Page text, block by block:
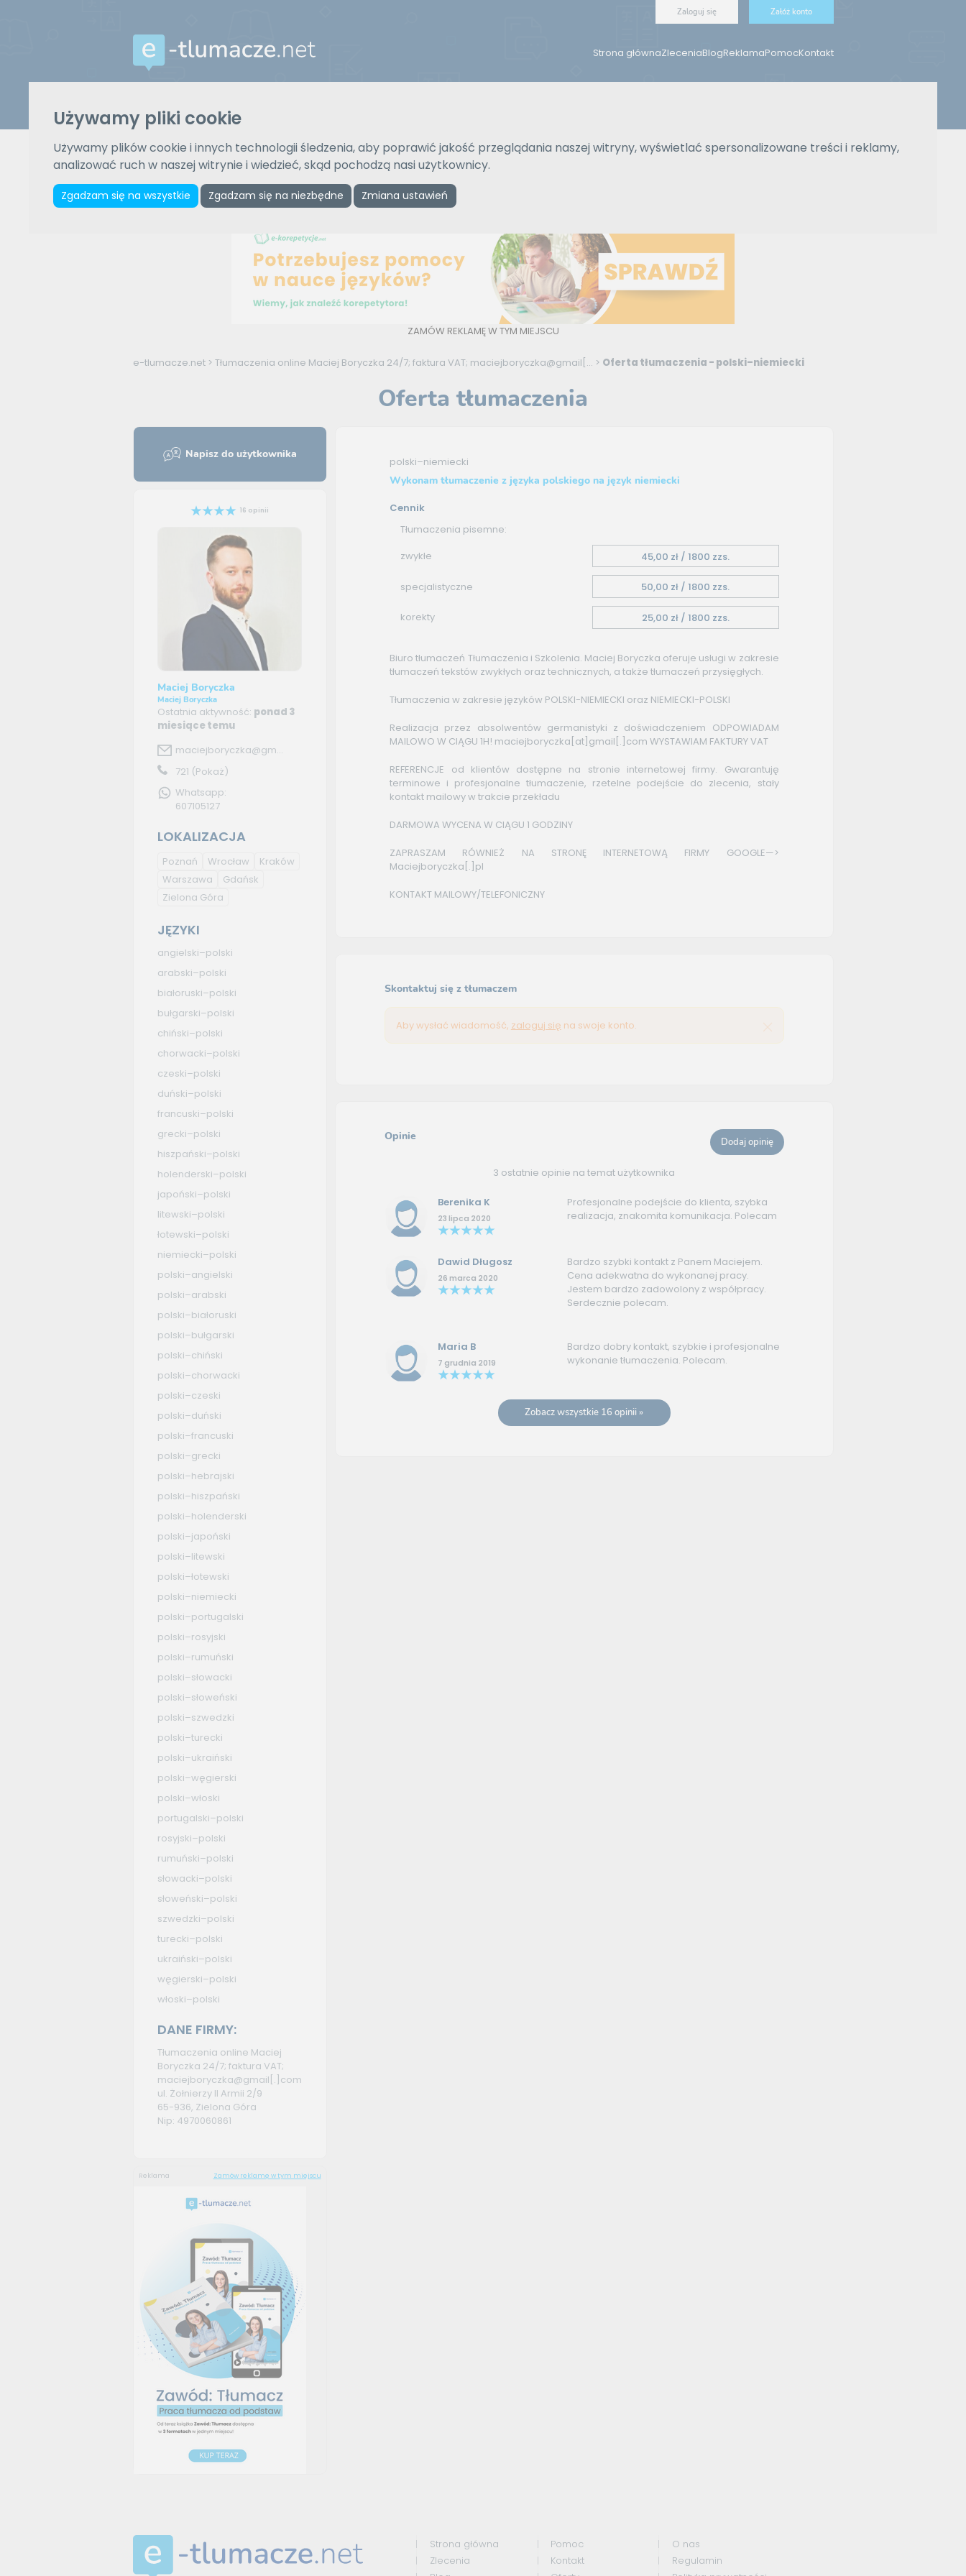
Używamy pliki cookie
Używamy plików cookie i innych technologii śledzenia, aby poprawić jakość przeglądania naszej witryny, wyświetlać spersonalizowane treści i reklamy,
analizować ruch w naszej witrynie i wiedzieć, skąd pochodzą nasi użytkownicy.
Zgadzam się na wszystkie Zgadzam się na niezbędne Zmiana ustawień
Zaloguj się Załóż konto
Strona głównaZleceniaBlogReklamaPomocKontakt
Z języka
ZAMÓW REKLAMĘ W TYM MIEJSCU
e-tlumacze.net> Tłumaczenia online Maciej Boryczka 24/7; faktura VAT; maciejboryczka@gmail[... > Oferta tłumaczenia - polski–niemiecki
Oferta tłumaczenia
Napisz do użytkownika
16 opinii
Maciej Boryczka
Maciej Boryczka
Ostatnia aktywność: ponad 3
miesiące temu
maciejboryczka@gm...
721 (Pokaż)
Whatsapp:
607105127
LOKALIZACJA
Poznań Wrocław
Kraków
Warszawa
Gdańsk
Zielona Góra
JĘZYKI
angielski–polski
arabski–polski
białoruski–polski
bułgarski–polski
chiński–polski
chorwacki–polski
czeski–polski
duński–polski
francuski–polski
grecki–polski
hiszpański–polski
holenderski–polski
japoński–polski
litewski–polski
łotewski–polski
niemiecki–polski
polski–angielski
polski–arabski
polski–białoruski
polski–bułgarski
polski–chiński
polski–chorwacki
polski–czeski
polski–duński
polski–francuski
polski–grecki
polski–hebrajski
polski–hiszpański
polski–holenderski
polski–japoński
polski–litewski
polski–łotewski
polski–niemiecki
polski–portugalski
polski–rosyjski
polski–rumuński
polski–słowacki
polski–słoweński
polski–szwedzki
polski–turecki
polski–ukraiński
polski–węgierski
polski–włoski
portugalski–polski
rosyjski–polski
rumuński–polski
słowacki–polski
słoweński–polski
szwedzki–polski
turecki–polski
ukraiński–polski
węgierski–polski
włoski–polski
DANE FIRMY:
Tłumaczenia online Maciej
Boryczka 24/7; faktura VAT;
maciejboryczka@gmail[.]com
ul. Żołnierzy II Armii 2/9
65-936, Zielona Góra
Nip: 4970060861
Reklama Zamów reklamę w tym miejscu
polski–niemiecki
Wykonam tłumaczenie z języka polskiego na język niemiecki
Cennik
Tłumaczenia pisemne:
zwykłe
45,00 zł / 1800 zzs.
specjalistyczne 50,00 zł / 1800 zzs.
korekty 25,00 zł / 1800 zzs.
Biuro tłumaczeń Tłumaczenia i Szkolenia. Maciej Boryczka oferuje usługi w zakresie
tłumaczeń tekstów zwykłych oraz technicznych, a także tłumaczeń przysięgłych.
Tłumaczenia w zakresie języków POLSKI-NIEMIECKI oraz NIEMIECKI-POLSKI
Realizacja przez absolwentów germanistyki z doświadczeniem ODPOWIADAM
MAILOWO W CIĄGU 1H! maciejboryczka[at]gmail[.]com WYSTAWIAM FAKTURY VAT
REFERENCJE od klientów dostępne na stronie internetowej firmy. Gwarantuję
terminowe i profesjonalne tłumaczenie, rzetelne podejście do zlecenia, stały
kontakt mailowy w trakcie przekładu
DARMOWA WYCENA W CIĄGU 1 GODZINY
ZAPRASZAM RÓWNIEŻ NA STRONĘ INTERNETOWĄ FIRMY GOOGLE—>
Maciejboryczka[.]pl
KONTAKT MAILOWY/TELEFONICZNY
Skontaktuj się z tłumaczem
Aby wysłać wiadomość, zaloguj się na swoje konto.
Opinie Dodaj opinię
3 ostatnie opinie na temat użytkownika
Berenika K
23 lipca 2020
Profesjonalne podejście do klienta, szybka
realizacja, znakomita komunikacja. Polecam
Dawid Długosz
26 marca 2020
Bardzo szybki kontakt z Panem Maciejem.
Cena adekwatna do wykonanej pracy.
Jestem bardzo zadowolony z współpracy.
Serdecznie polecam.
Maria B
7 grudnia 2019
Bardzo dobry kontakt, szybkie i profesjonalne
wykonanie tłumaczenia. Polecam.
Zobacz wszystkie 16 opinii »
Strona główna
Zlecenia
Pomoc
Kontakt
O nas
Regulamin